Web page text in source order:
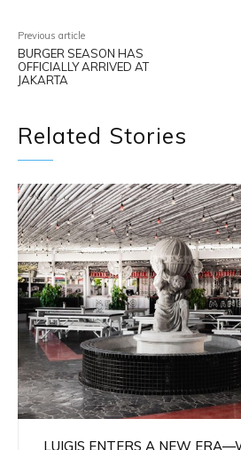
Previous article
BURGER SEASON HAS
OFFICIALLY ARRIVED AT
JAKARTA
Related Stories
LUIGIS ENTERS A NEW